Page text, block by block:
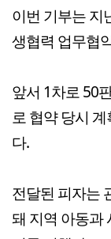
이번 기부는 지
생협력 업무협
앞서 1차로 50
로 협약 당시
다.
전달된 피자는
돼 지역 아동과